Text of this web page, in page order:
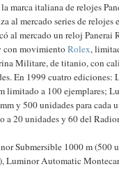
marca italiana de relojes
al mercado series de relojes
al mercado un reloj Panerai
con movimientoRolex,
Militare, de titanio, con
En 1999 cuatro ediciones:
limitado a 100 ejemplares;
y 500 unidades para cada
a 20 unidades y 60 del
Submersible 1000 m (500
Luminor Automatic